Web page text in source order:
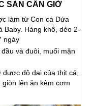
SẢN CẦN GIỜ
làm từ Con cá Dứa
Baby. Hàng khô, dẻo 2-
ngày
và đuôi, muối mặn
độ dai của thịt cá,
lên ăn kèm cơm